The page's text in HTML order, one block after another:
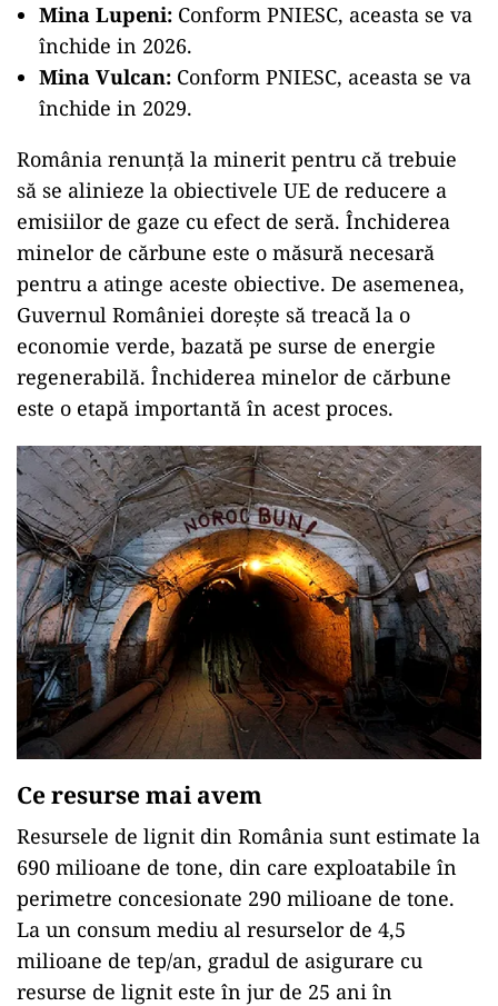
Mina Lupeni: Conform PNIESC, aceasta se va
închide in 2026.
Mina Vulcan: Conform PNIESC, aceasta se va
închide in 2029.
România renunță la minerit pentru că trebuie
să se alinieze la obiectivele UE de reducere a
emisiilor de gaze cu efect de seră. Închiderea
minelor de cărbune este o măsură necesară
pentru a atinge aceste obiective. De asemenea,
Guvernul României dorește să treacă la o
economie verde, bazată pe surse de energie
regenerabilă. Închiderea minelor de cărbune
este o etapă importantă în acest proces.
Ce resurse mai avem
Resursele de lignit din România sunt estimate la
690 milioane de tone, din care exploatabile în
perimetre concesionate 290 milioane de tone.
La un consum mediu al resurselor de 4,5
milioane de tep/an, gradul de asigurare cu
resurse de lignit este în jur de 25 ani în